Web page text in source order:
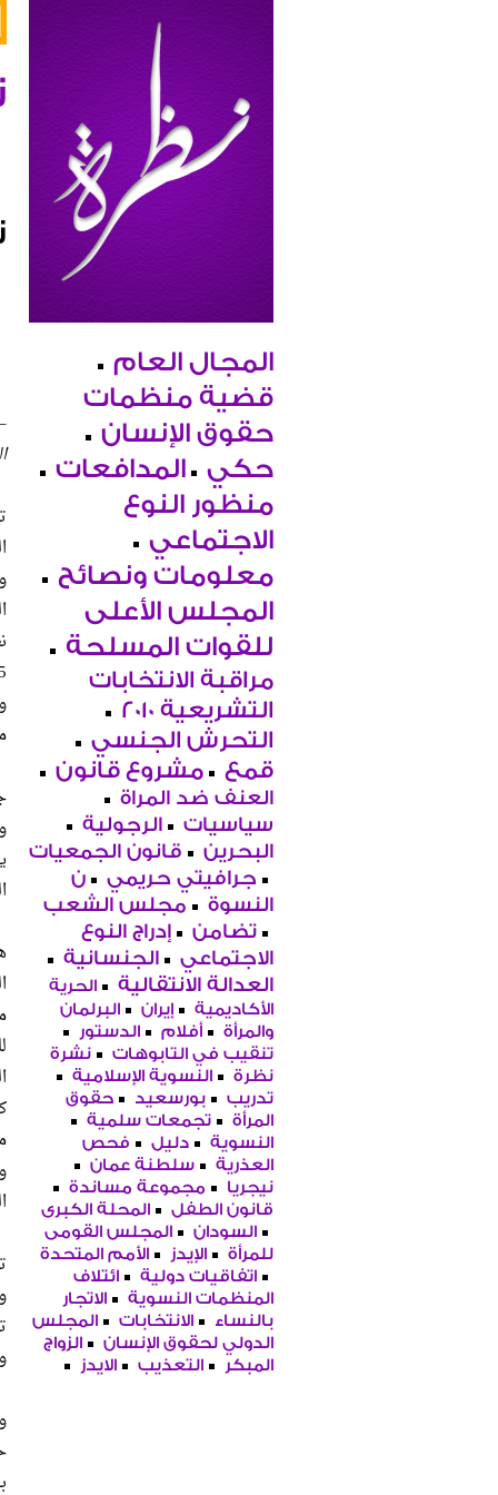
المجال العام
قضية منظمات
حقوق الإنسان
حكي
المدافعات
منظور النوع
الاجتماعي
معلومات ونصائح
المجلس الأعلى
للقوات المسلحة
مراقبة الانتخابات
التشريعية 2010
التحرش الجنسي
قمع
مشروع قانون
العنف ضد المراة
سياسيات
الرجولية
البحرين
قانون الجمعيات
جرافيتي حريمي
ن
النسوة
مجلس الشعب
تضامن
إدراج النوع
الاجتماعي
الجنسانية
العدالة الانتقالية
الحرية
الأكاديمية
إيران
البرلمان
والمرأة
أفلام
الدستور
تنقيب في التابوهات
نشرة
نظرة
النسوية الإسلامية
تدريب
بورسعيد
حقوق
المرأة
تجمعات سلمية
النسوية
دليل
فحص
العذرية
سلطنة عمان
نيجريا
مجموعة مساندة
قانون الطفل
المحلة الكبرى
السودان
المجلس القومى
للمرأة
الإيدز
الأمم المتحدة
اتفاقيات دولية
ائتلاف
المنظمات النسوية
الاتجار
بالنساء
الانتخابات
المجلس
الدولي لحقوق الإنسان
الزواج
المبكر
التعذيب الايدز